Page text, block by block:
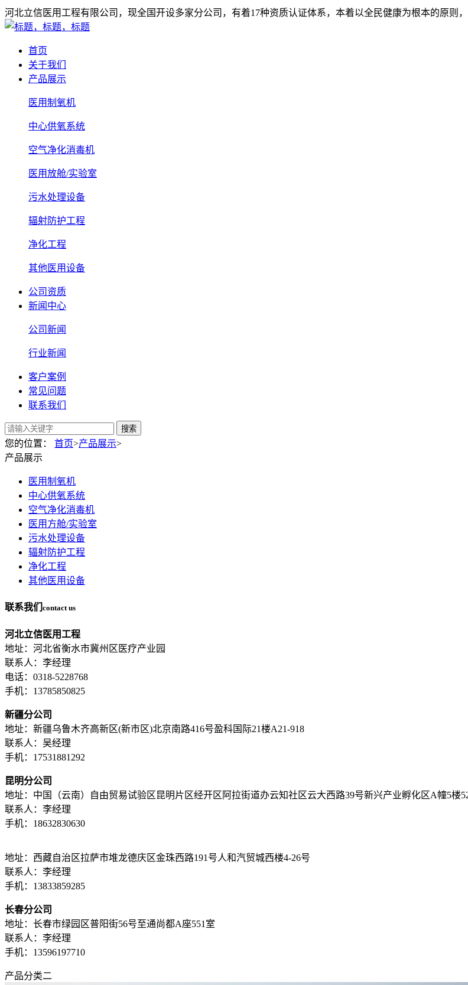
河北立信医用工程有限公司，现全国开设多家分公司，有着17种资质认证体系，本着以全民健康为根本的原则，
首页
关于我们
产品展示
医用制氧机
中心供氧系统
空气净化消毒机
医用放舱/实验室
污水处理设备
辐射防护工程
净化工程
其他医用设备
公司资质
新闻中心
公司新闻
行业新闻
客户案例
常见问题
联系我们
搜索
您的位置： 首页>产品展示>
产品展示
医用制氧机
中心供氧系统
空气净化消毒机
医用方舱/实验室
污水处理设备
辐射防护工程
净化工程
其他医用设备
联系我们 contact us
河北立信医用工程
地址：河北省衡水市冀州区医疗产业园
联系人：李经理
电话：0318-5228768
手机：13785850825
新疆分公司
地址：新疆乌鲁木齐高新区(新市区)北京南路416号盈科国际21楼A21-918
联系人：吴经理
手机：17531881292
昆明分公司
地址：中国（云南）自由贸易试验区昆明片区经开区阿拉街道办云知社区云大西路39号新兴产业孵化区A幢5楼
联系人：李经理
手机：18632830630
地址：西藏自治区拉萨市堆龙德庆区金珠西路191号人和汽贸城西楼4-26号
联系人：李经理
手机：13833859285
长春分公司
地址：长春市绿园区普阳街56号至通尚都A座551室
联系人：李经理
手机：13596197710
产品分类二